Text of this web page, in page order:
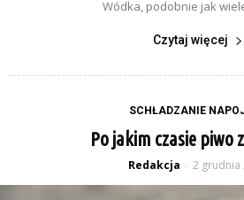
Wódka, podobnie jak
Czytaj więcej
SCHŁADZANIE
Po jakim czasie piwo
Redakcja - 2 grudnia